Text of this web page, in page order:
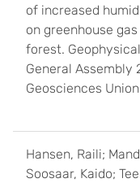
of increased
on greenhouse
forest.
General Assembly
Geosciences
Hansen, Raili;
Soosaar, Kaido;